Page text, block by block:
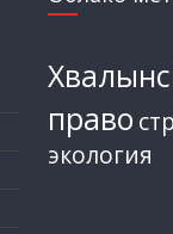
право
экология